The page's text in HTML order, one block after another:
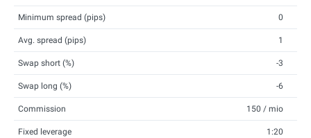
Minimum spread (pips) 0
Avg. spread (pips) 1
Swap short (%) -3
Swap long (%) -6
Commission 150 / mio
Fixed leverage 1:20